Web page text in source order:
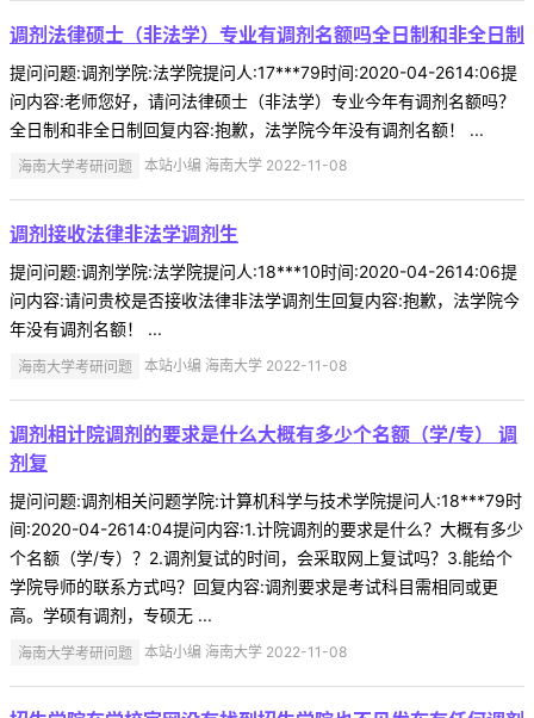
调剂法律硕士（非法学）专业有调剂名额吗全日制和非全日制
提问问题:调剂学院:法学院提问人:17***79时间:2020-04-2614:06提
问内容:老师您好，请问法律硕士（非法学）专业今年有调剂名额吗？
全日制和非全日制回复内容:抱歉，法学院今年没有调剂名额！ ...
海南大学考研问题 本站小编 海南大学 2022-11-08
调剂接收法律非法学调剂生
提问问题:调剂学院:法学院提问人:18***10时间:2020-04-2614:06提
问内容:请问贵校是否接收法律非法学调剂生回复内容:抱歉，法学院今
年没有调剂名额！ ...
海南大学考研问题 本站小编 海南大学 2022-11-08
调剂相计院调剂的要求是什么大概有多少个名额（学/专） 调
剂复
提问问题:调剂相关问题学院:计算机科学与技术学院提问人:18***79时
间:2020-04-2614:04提问内容:1.计院调剂的要求是什么？大概有多少
个名额（学/专）？2.调剂复试的时间，会采取网上复试吗？3.能给个
学院导师的联系方式吗？回复内容:调剂要求是考试科目需相同或更
高。学硕有调剂，专硕无 ...
海南大学考研问题 本站小编 海南大学 2022-11-08